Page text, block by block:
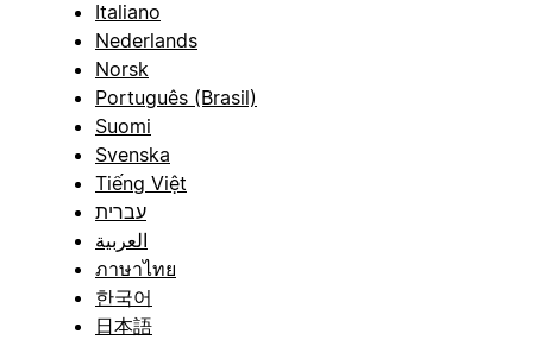
Italiano
Nederlands
Norsk
Português (Brasil)
Suomi
Svenska
Tiếng Việt
עברית
العربية
ภาษาไทย
한국어
日本語